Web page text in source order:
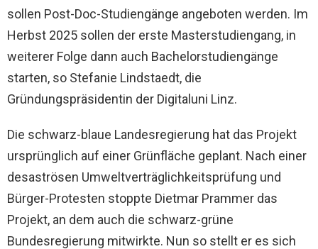
sollen Post-Doc-Studiengänge angeboten werden. Im
Herbst 2025 sollen der erste Masterstudiengang, in
weiterer Folge dann auch Bachelorstudiengänge
starten, so Stefanie Lindstaedt, die
Gründungspräsidentin der Digitaluni Linz.
Die schwarz-blaue Landesregierung hat das Projekt
ursprünglich auf einer Grünfläche geplant. Nach einer
desaströsen Umweltverträglichkeitsprüfung und
Bürger-Protesten stoppte Dietmar Prammer das
Projekt, an dem auch die schwarz-grüne
Bundesregierung mitwirkte. Nun so stellt er es sich